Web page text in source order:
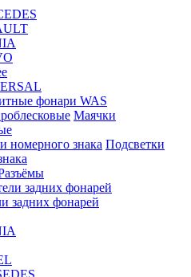
фонари WAS
Маячки
Подсветки
задних фонарей